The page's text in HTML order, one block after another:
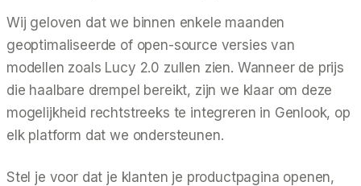
Wij geloven dat we binnen enkele maanden
geoptimaliseerde of open-source versies van
modellen zoals Lucy 2.0 zullen zien. Wanneer de prijs
die haalbare drempel bereikt, zijn we klaar om deze
mogelijkheid rechtstreeks te integreren in Genlook, op
elk platform dat we ondersteunen.
Stel je voor dat je klanten je productpagina openen,